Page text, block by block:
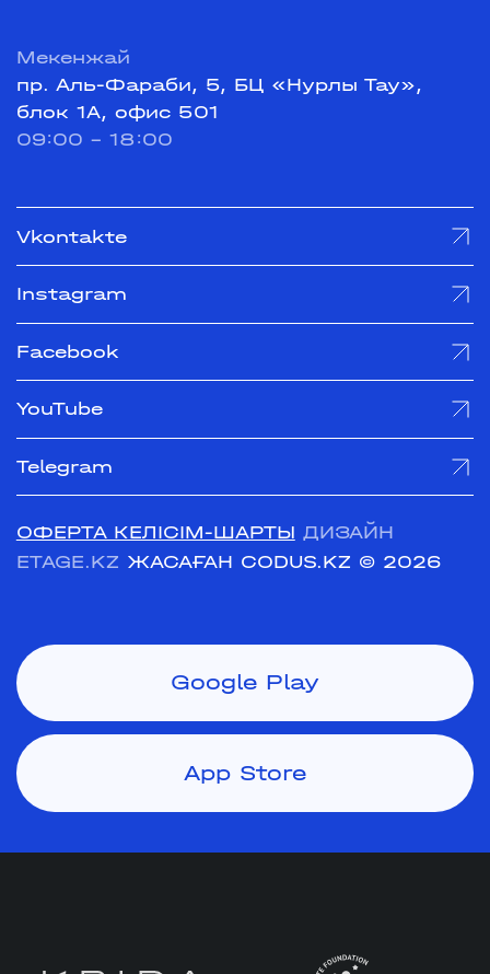
Мекенжай
пр. Аль-Фараби, 5, БЦ «Нурлы Тау»,
блок 1А, офис 501
09:00 - 18:00
Vkontakte
Instagram
Facebook
YouTube
Telegram
ОФЕРТА КЕЛІСІМ-ШАРТЫ ДИЗАЙН
ETAGE.KZ ЖАСАҒАН CODUS.KZ © 2026
Google Play
App Store